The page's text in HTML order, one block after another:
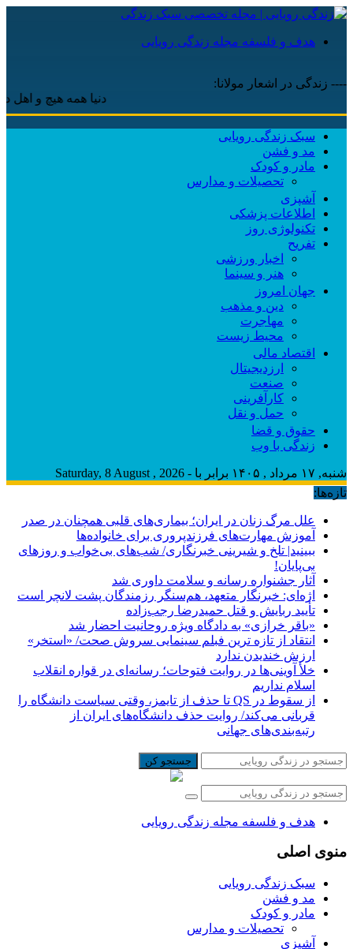
هدف و فلسفه مجله زندگی رویایی
---- زندگی در اشعار مولانا:
دنیا همه هیچ و اهل دنیا
سبک زندگی رویایی
مد و فشن
مادر و کودک
تحصیلات و مدارس
آشپزی
اطلاعات پزشکی
تکنولوژی روز
تفریح
اخبار ورزشی
هنر و سینما
جهان امروز
دین و مذهب
مهاجرت
محیط زیست
اقتصاد مالی
ارزدیجیتال
صنعت
کارآفرینی
حمل و نقل
حقوق و قضا
زندگی با وب
شنبه, ۱۷ مرداد , ۱۴۰۵ برابر با - Saturday, 8 August , 2026
تازه‌ها:
علل مرگ زنان در ایران؛ بیماری‌های قلبی همچنان در صدر
آموزش مهارت‌های فرزندپروری برای خانواده‌ها
ببینید| تلخ و شیرینی خبرنگاری/‌ شب‌های بی‌خواب و روزهای
بی‌پایان!
آثار جشنواره رسانه و سلامت داوری شد
اژه‌ای: خبرنگار متعهد، هم‌سنگر رزمندگان پشت لانچر است
تأیید ربایش و قتل حمیدرضا رجب‌زاده
«باقر خرازی» به دادگاه ویژه روحانیت احضار شد
انتقاد از تازه ترین فبلم سینمایی سروش صحت/ «استخر»
ارزش خندیدن ندارد
خلأ آوینی‌ها در روایت فتوحات؛ رسانه‌ای در قواره انقلاب
اسلام نداریم
از سقوط در QS تا حذف از تایمز، وقتی سیاست دانشگاه را
قربانی می‌کند/ روایت حذف دانشگاه‌های ایران از
رتبه‌بندی‌های جهانی
جستجو کن
هدف و فلسفه مجله زندگی رویایی
منوی اصلی
سبک زندگی رویایی
مد و فشن
مادر و کودک
تحصیلات و مدارس
آشپزی